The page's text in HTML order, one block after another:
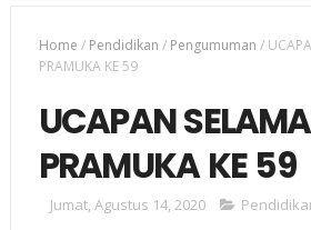
Home / Pendidikan / Pengumuman /
PRAMUKA KE 59
UCAPAN
PRAMUKA KE 59
Jumat, Agustus 14, 2020